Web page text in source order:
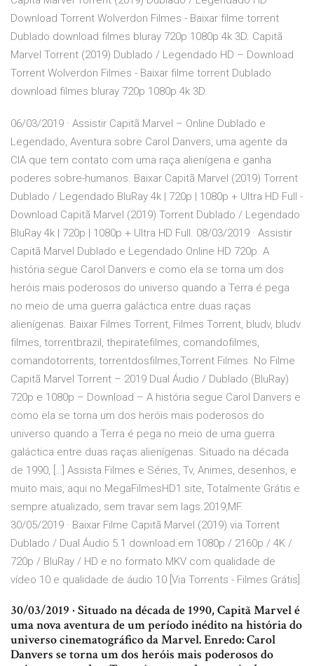
Download Torrent Wolverdon Filmes - Baixar filme torrent
Dublado download filmes bluray 720p 1080p 4k 3D. Capitã
Marvel Torrent (2019) Dublado / Legendado HD – Download
Torrent Wolverdon Filmes - Baixar filme torrent Dublado
download filmes bluray 720p 1080p 4k 3D.
06/03/2019 · Assistir Capitã Marvel – Online Dublado e
Legendado, Aventura sobre Carol Danvers, uma agente da
CIA que tem contato com uma raça alienígena e ganha
poderes sobre-humanos. Baixar Capitã Marvel (2019) Torrent
Dublado / Legendado BluRay 4k | 720p | 1080p + Ultra HD Full -
Download Capitã Marvel (2019) Torrent Dublado / Legendado
BluRay 4k | 720p | 1080p + Ultra HD Full. 08/03/2019 · Assistir
Capitã Marvel Dublado e Legendado Online HD 720p. A
história segue Carol Danvers e como ela se torna um dos
heróis mais poderosos do universo quando a Terra é pega
no meio de uma guerra galáctica entre duas raças
alienígenas. Baixar Filmes Torrent, Filmes Torrent, bludv, bludv
filmes, torrentbrazil, thepiratefilmes, comandofilmes,
comandotorrents, torrentdosfilmes,Torrent Filmes. No Filme
Capitã Marvel Torrent – 2019 Dual Áudio / Dublado (BluRay)
720p e 1080p – Download – A história segue Carol Danvers e
como ela se torna um dos heróis mais poderosos do
universo quando a Terra é pega no meio de uma guerra
galáctica entre duas raças alienígenas. Situado na década
de 1990, […] Assista Filmes e Séries, Tv, Animes, desenhos, e
muito mais, aqui no MegaFilmesHD1.site, Totalmente Grátis e
sempre atualizado, sem travar sem lags.2019,MF.
30/05/2019 · Baixar Filme Capitã Marvel (2019) via Torrent
Dublado / Dual Áudio 5.1 download em 1080p / 2160p / 4K /
720p / BluRay / HD e no formato MKV com qualidade de
vídeo 10 e qualidade de áudio 10 [Via Torrents - Filmes Grátis].
30/03/2019 · Situado na década de 1990, Capitã Marvel é
uma nova aventura de um período inédito na história do
universo cinematográfico da Marvel. Enredo: Carol
Danvers se torna um dos heróis mais poderosos do